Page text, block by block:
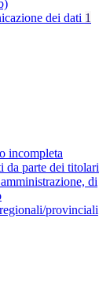
dei dati 1
incompleta
da parte dei titolari
di
provinciali